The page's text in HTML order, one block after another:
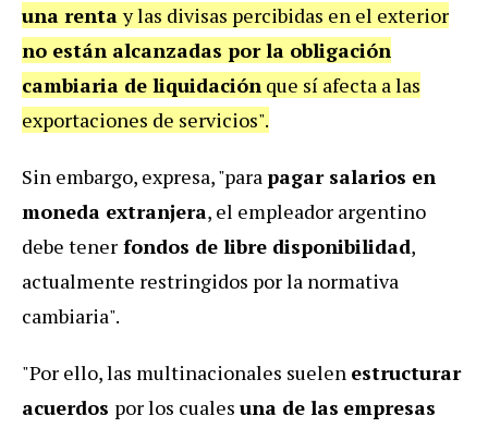
una rentay las divisas percibidas en el exterior
no están alcanzadas por la obligación
cambiaria de liquidación que sí afecta a las
exportaciones de servicios".
Sin embargo, expresa, "parapagar salarios en
moneda extranjera, el empleador argentino
debe tener fondos de libre disponibilidad,
actualmente restringidos por la normativa
cambiaria".
"Por ello, las multinacionales suelen estructurar
acuerdos por los cuales una de las empresas